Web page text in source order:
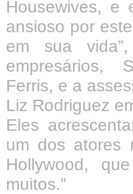
Housewives, e
ansioso por
em sua
empresários,
Ferris, e a
Liz Rodriguez
Eles
um dos atores
Hollywood,
muitos.”